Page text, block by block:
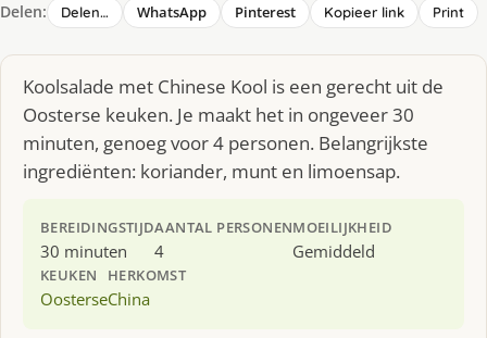
Delen: Delen… WhatsApp Pinterest Kopieer link Print
Koolsalade met Chinese Kool is een gerecht uit de
Oosterse keuken. Je maakt het in ongeveer 30
minuten, genoeg voor 4 personen. Belangrijkste
ingrediënten: koriander, munt en limoensap.
BEREIDINGSTIJD
30 minuten
AANTAL PERSONEN
4
MOEILIJKHEID
Gemiddeld
KEUKEN
Oosterse
HERKOMST
China